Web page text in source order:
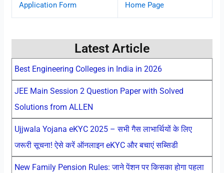
Application Form Home Page
Latest Article
Best Engineering Colleges in India in 2026
JEE Main Session 2 Question Paper with Solved
Solutions from ALLEN
Ujjwala Yojana eKYC 2025 – सभी गैस लाभार्थियों के लिए
जरूरी सूचना! ऐसे करें ऑनलाइन eKYC और बचाएं सब्सिडी
New Family Pension Rules: जाने पेंशन पर किसका होगा पहला